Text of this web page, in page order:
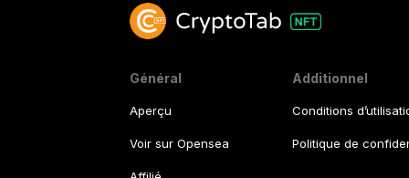
Général
Aperçu
Voir sur Opensea
Additionnel
Conditions
Politique de